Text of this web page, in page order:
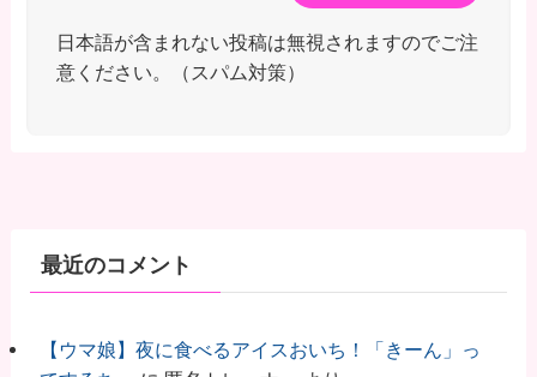
日本語が含まれない投稿は無視されますのでご注
意ください。（スパム対策）
最近のコメント
【ウマ娘】夜に食べるアイスおいち！「きーん」っ